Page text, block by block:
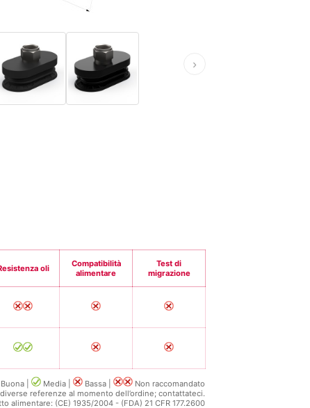
›
oli
Compatibilità
alimentare
Test di
migrazione
Buona | Media | Bassa |
Non raccomandato
referenze al momento dell’ordine; contattateci.
alimentare: (CE) 1935/2004 - (FDA) 21 CFR 177.2600